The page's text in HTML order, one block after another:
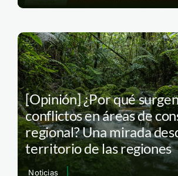
[Opinión] ¿Por qué
conflictos en áreas de
regional? Una mirada
territorio de las regiones
Noticias